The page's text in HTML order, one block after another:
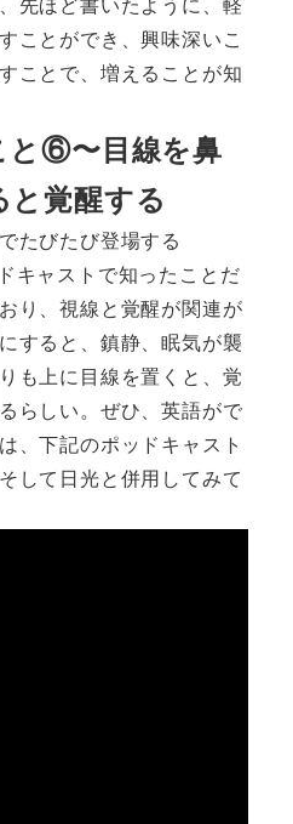
ことができ、興味深いこ
ことで、増えることが知
と⑥〜目線を鼻
と覚醒する
たびたび登場する
キャストで知ったことだ
り、視線と覚醒が関連が
すると、鎮静、眠気が襲
も上に目線を置くと、覚
らしい。ぜひ、英語がで
、下記のポッドキャスト
して日光と併用してみて